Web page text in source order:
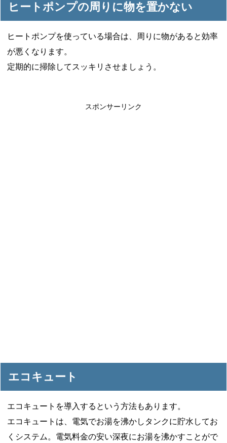
ヒートポンプの周りに物を置かない
ヒートポンプを使っている場合は、周りに物があると効率
が悪くなります。
定期的に掃除してスッキリさせましょう。
スポンサーリンク
エコキュート
エコキュートを導入するという方法もあります。
エコキュートは、電気でお湯を沸かしタンクに貯水してお
くシステム。電気料金の安い深夜にお湯を沸かすことがで